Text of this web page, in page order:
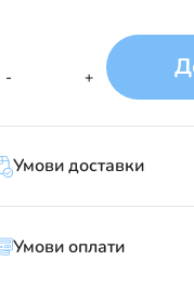
-
РОЗТИРАННЯ
+
Умови доставки
Умови оплати